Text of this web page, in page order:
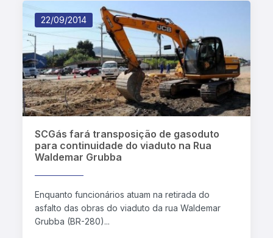
22/09/2014
SCGás fará transposição de gasoduto
para continuidade do viaduto na Rua
Waldemar Grubba
Enquanto funcionários atuam na retirada do
asfalto das obras do viaduto da rua Waldemar
Grubba (BR-280)...